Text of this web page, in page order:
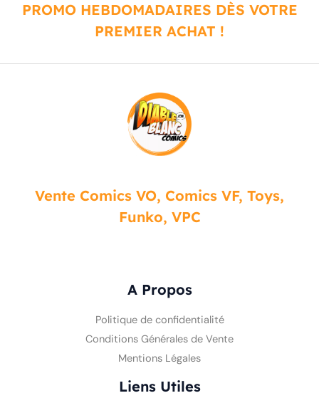
PROMO HEBDOMADAIRES DÈS VOTRE
PREMIER ACHAT !
Vente Comics VO, Comics VF, Toys,
Funko, VPC
A Propos
Politique de confidentialité
Conditions Générales de Vente
Mentions Légales
Liens Utiles